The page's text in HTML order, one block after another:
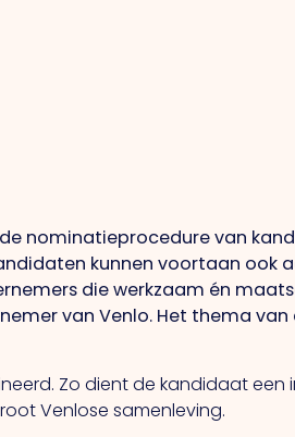
nominatieprocedure van
kunnen voortaan ook
die werkzaam én
van Venlo. Het thema van
Zo dient de kandidaat een
Venlose samenleving.